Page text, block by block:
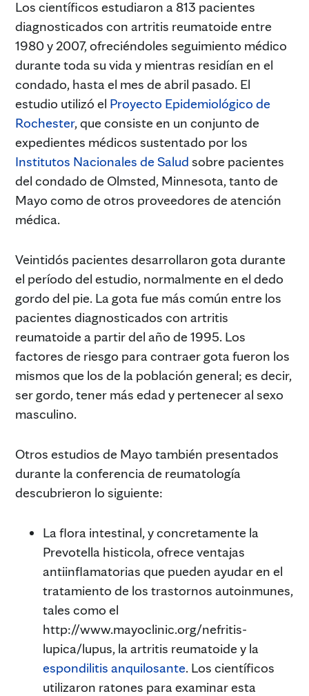
Los científicos estudiaron a 813 pacientes
diagnosticados con artritis reumatoide entre
1980 y 2007, ofreciéndoles seguimiento médico
durante toda su vida y mientras residían en el
condado, hasta el mes de abril pasado. El
estudio utilizó el Proyecto Epidemiológico de
Rochester, que consiste en un conjunto de
expedientes médicos sustentado por los
Institutos Nacionales de Salud sobre pacientes
del condado de Olmsted, Minnesota, tanto de
Mayo como de otros proveedores de atención
médica.
Veintidós pacientes desarrollaron gota durante
el período del estudio, normalmente en el dedo
gordo del pie. La gota fue más común entre los
pacientes diagnosticados con artritis
reumatoide a partir del año de 1995. Los
factores de riesgo para contraer gota fueron los
mismos que los de la población general; es decir,
ser gordo, tener más edad y pertenecer al sexo
masculino.
Otros estudios de Mayo también presentados
durante la conferencia de reumatología
descubrieron lo siguiente:
La flora intestinal, y concretamente la
Prevotella histicola, ofrece ventajas
antiinflamatorias que pueden ayudar en el
tratamiento de los trastornos autoinmunes,
tales como el
http://www.mayoclinic.org/nefritis-
lupica/lupus, la artritis reumatoide y la
espondilitis anquilosante. Los científicos
utilizaron ratones para examinar esta